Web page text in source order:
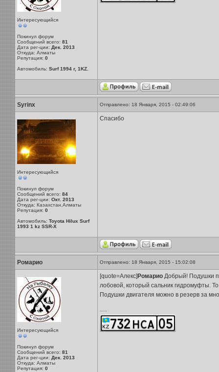
Интересующийся
Покинул форум
Сообщений всего: 81
Дата рег-ции: Дек. 2013
Откуда: Алматы
Репутация: 0
Автомобиль: Surf 1994 г, 1KZ.
Syrinx Отправлено: 18 Января, 2015 - 02:49:06
Интересующийся
Покинул форум
Сообщений всего: 84
Дата рег-ции: Окт. 2013
Откуда: Казахстан,Алматы
Репутация: 0
Автомобиль: Toyota Hilux Surf
1993 1 kz SSR-X
Спасибо
Ромарио Отправлено: 18 Января, 2015 - 15:02:08
Интересующийся
Покинул форум
Сообщений всего: 81
Дата рег-ции: Дек. 2013
Откуда: Алматы
Репутация: 0
[quote=Алекс] РомариоДобрый! Подушки
лобовой, который сальник гидромуфты.
Подушки двигателя можно в резерв за
-----